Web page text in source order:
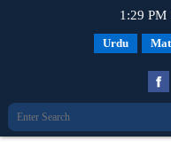
1:29 PM
Urdu